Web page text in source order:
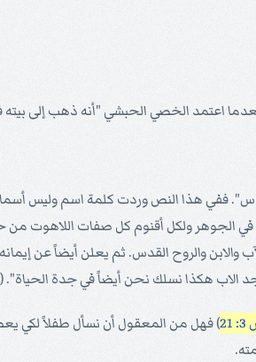
اعتمد الخصي الحبشي "أنه ذهب إلى بيته
ففي هذا النص وردت كلمة اسم وليس
في الجوهر ولكل أقنوم كل صفات
والابن والروح القدس. ثم يعلن أيضاً عن
الاب هكذا نسلك نحن أيضاً في جدة الحياة". (
) فهل من المعقول أن نسأل طفلاً لكي